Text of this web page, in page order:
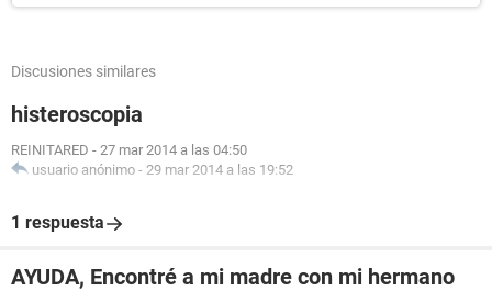
Discusiones similares
histeroscopia
REINITARED - 27 mar 2014 a las 04:50
usuario anónimo - 29 mar 2014 a las 19:52
1 respuesta
AYUDA, Encontré a mi madre con mi hermano